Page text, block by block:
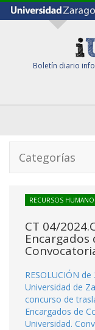
Boletín diario
Categorías
RECURSOS
CT 04/
Encargados
RESOLUCIÓN
Universidad de
concurso de
Encargados de
Universidad.